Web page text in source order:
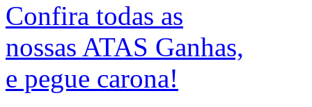
Confira todas as
nossas ATAS Ganhas,
e pegue carona!